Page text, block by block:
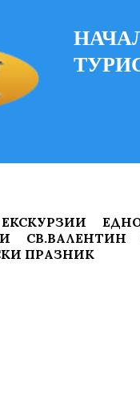
СВ.ВАЛЕНТИН
ПРАЗНИК